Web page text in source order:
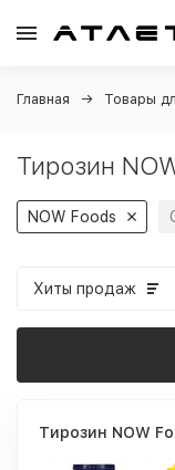
Главная Товары
Тирозин
NOW Foods
Хиты продаж
Тирозин NOW